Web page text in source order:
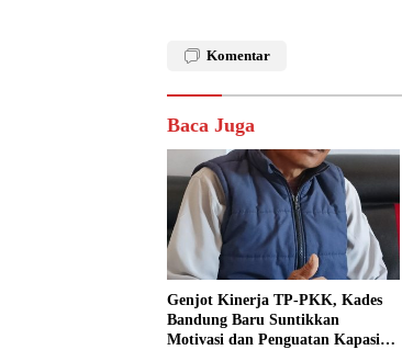
Komentar
Baca Juga
Genjot Kinerja TP-PKK, Kades
Bandung Baru Suntikkan
Motivasi dan Penguatan Kapasitas